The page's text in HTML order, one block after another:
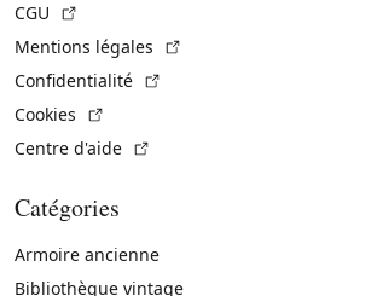
CGU
Mentions légales
Confidentialité
Cookies
Centre d'aide
Catégories
Armoire ancienne
Bibliothèque vintage